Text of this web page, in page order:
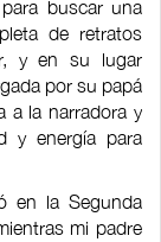
buscar una
de retratos
y en su lugar
por su papá
a la narradora y
y energía para
en la Segunda
mi padre